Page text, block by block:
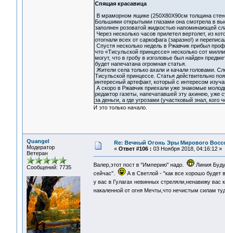
Спящая красавица
В мраморном ящике (250Х80Х90см толщина
Большими открытыми глазами она смотрела в
заполнен розоватой жидкостью напоминающей
Через несколько часов прилетел вертолет, из
отогнали всех от саркофага (заразно!) и
Спустя несколько недель в Ржавчик прибыл
что «Тисульской принцессе» несколько сот
могут, что в гробу в изголовье был найден
будет напечатана огромная статья.
Жители села только ахали и качали головами.
Тисульской принцессе. Статья действительно
интересный артефакт, который с интересом
А скоро в Ржавчик приехали уже знакомые
редактор газеты, напечатавшей эту ахинею,
за деньги, а где угрозами (участковый знал,
И это только начало.
Quangel
Модератор
Ветеран
Сообщений: 7735
Re: Вечный Огонь Эры Мирового
« Ответ #106 : 03 Ноября 2018, 04:16:12 »
Валер,этот пост в "Империю" надо.
Линия
сейчас".
А в Светлой - "как все хорошо
у вас в Гулагах невинных стреляли,ненавижу
накаленной от огня Мечты,что нечистым силам